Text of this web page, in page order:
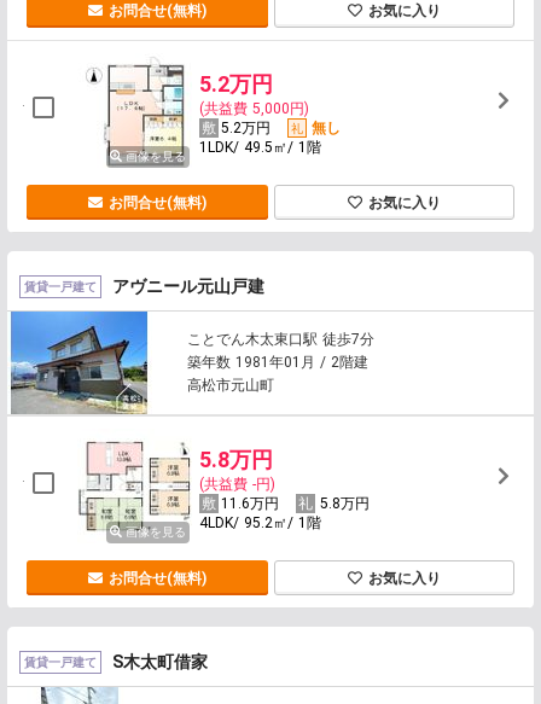
お問合せ(無料) お気に入り
画像を見る
5.2万円
(共益費 5,000円)
5.2万円
無し
1LDK/ 49.5㎡/ 1階
お問合せ(無料) お気に入り
賃貸一戸建て アヴニール元山戸建
ことでん木太東口駅 徒歩7分
築年数 1981年01月 / 2階建
高松市元山町
画像を見る
5.8万円
(共益費 -円)
11.6万円
5.8万円
4LDK/ 95.2㎡/ 1階
お問合せ(無料) お気に入り
賃貸一戸建て S木太町借家